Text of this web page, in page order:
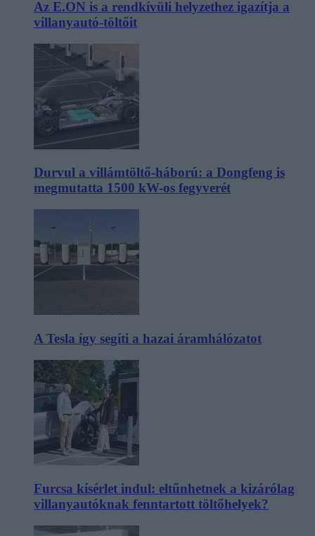
Az E.ON is a rendkívüli helyzethez igazítja a
villanyautó-töltőit
Durvul a villámtöltő-háború: a Dongfeng is
megmutatta 1500 kW-os fegyverét
A Tesla így segíti a hazai áramhálózatot
Furcsa kísérlet indul: eltűnhetnek a kizárólag
villanyautóknak fenntartott töltőhelyek?